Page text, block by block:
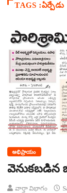
TAGS :ఏర్పేడు
అభిప్రాయం
వెనుకబడిన
వార్తా విభాగం